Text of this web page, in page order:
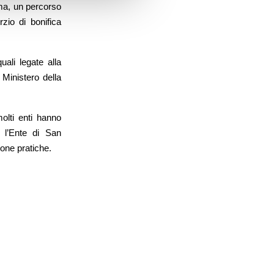
un percorso
di bonifica
legate alla
della
enti hanno
di San
pratiche.